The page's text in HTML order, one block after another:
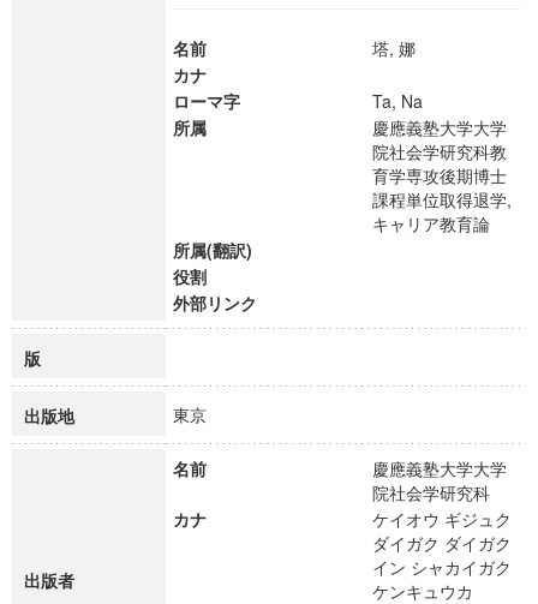
名前
塔, 娜
カナ
ローマ字
Ta, Na
所属
慶應義塾大学大学
院社会学研究科教
育学専攻後期博士
課程単位取得退学,
キャリア教育論
所属(翻訳)
役割
外部リンク
版
出版地 東京
出版者
名前
慶應義塾大学大学
院社会学研究科
カナ
ケイオウ ギジュク
ダイガク ダイガク
イン シャカイガク
ケンキュウカ